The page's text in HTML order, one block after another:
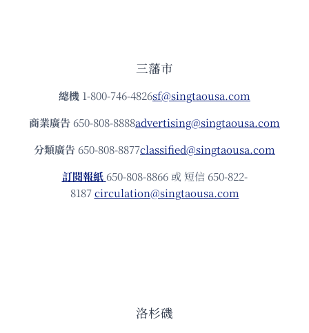
三藩市
總機 1-800-746-4826sf@singtaousa.com
商業廣告 650-808-8888advertising@singtaousa.com
分類廣告 650-808-8877classified@singtaousa.com
訂閱報紙 650-808-8866 或 短信 650-822-
8187circulation@singtaousa.com
洛杉磯